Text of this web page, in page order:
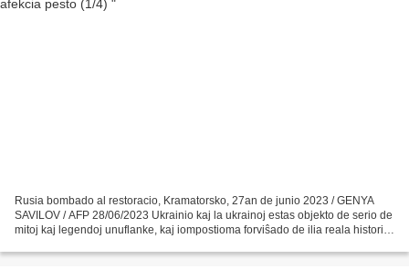
Rusia bombado al restoracio, Kramatorsko, 27an de junio 2023 / GENYA
SAVILOV / AFP 28/06/2023 Ukrainio kaj la ukrainoj estas objekto de serio de
mitoj kaj legendoj unuflanke, kaj iompostioma forviŝado de ilia reala historio,